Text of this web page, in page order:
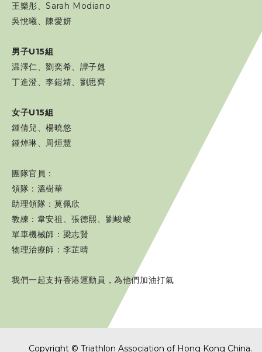
王樂彤、Sarah Modiano
吳悅曦、陳愛妍
男子U15組
温澤仁、劉奕希、譚子翹
丁進澄、李鎧靖、劉思齊
女子U15組
鍾倩兒、楊曉悠
鍾焯琳、周烜慧
團隊官員：
領隊：溫樹華
助理領隊：莫佩欣
教練：韋安祖、張德熙、劉峻崚
單車機械師：梁志賢
物理治療師：李芷晴
我們一起支持香港運動員，為他們加油打氣
Copyright © Triathlon Association of Hong Kong China.